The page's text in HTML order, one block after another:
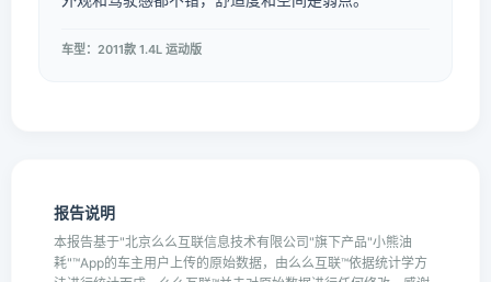
车型：2011款 1.4L 运动版
报告说明
本报告基于"北京么么互联信息技术有限公司"旗下产品"小熊油
耗"™App的车主用户上传的原始数据，由么么互联™依据统计学方